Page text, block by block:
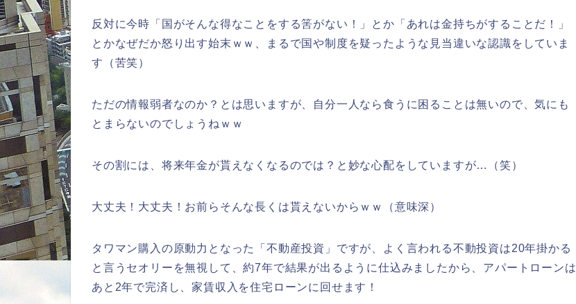
反対に今時「国がそんな得なことをする筈がない！」とか「あれは金持ちがすることだ！」
とかなぜだか怒り出す始末ｗｗ、まるで国や制度を疑ったような見当違いな認識をしていま
す（苦笑）
ただの情報弱者なのか？とは思いますが、自分一人なら食うに困ることは無いので、気にも
とまらないのでしょうねｗｗ
その割には、将来年金が貰えなくなるのでは？と妙な心配をしていますが…（笑）
大丈夫！大丈夫！お前らそんな長くは貰えないからｗｗ（意味深）
タワマン購入の原動力となった「不動産投資」ですが、よく言われる不動投資は20年掛かる
と言うセオリーを無視して、約7年で結果が出るように仕込みましたから、アパートローンは
あと2年で完済し、家賃収入を住宅ローンに回せます！